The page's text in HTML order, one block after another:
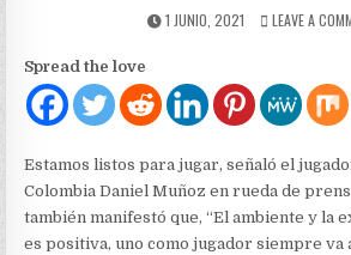
PUBLISHED
1 JUNIO, 2021 LEAVE A
Spread the love
Estamos listos para jugar, señaló el
Colombia Daniel Muñoz en rueda de
también manifestó que, “El ambiente y la
es positiva, uno como jugador siempre